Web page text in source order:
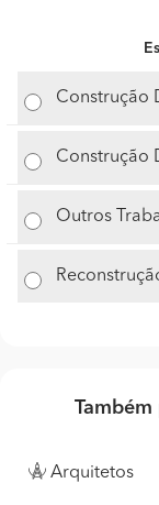
Construção
Construção
Outros
Arquitetos